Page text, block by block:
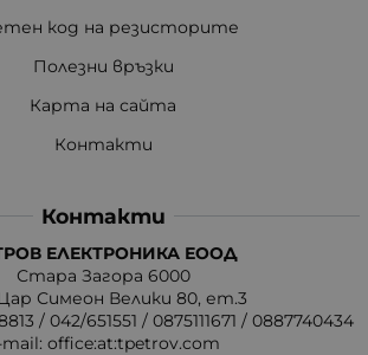
код на резисторите
Полезни връзки
Карта на сайта
Контакти
Контакти
ЕЛЕКТРОНИКА ЕООД
Стара Загора 6000
Симеон Велики 80, ет.3
/ 042/651551 / 0875111671 / 0887740434
mail: office:at:tpetrov.com